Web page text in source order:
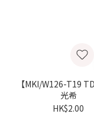
【MKI/W126-T19
光希
HK$2.00